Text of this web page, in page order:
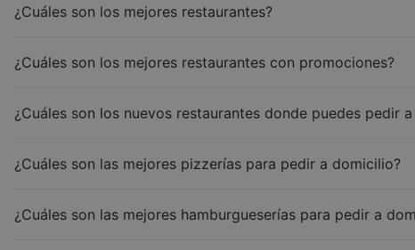
¿Cuáles son los mejores restaurantes?
¿Cuáles son los mejores restaurantes con promociones?
¿Cuáles son los nuevos restaurantes donde puedes pedir
¿Cuáles son las mejores pizzerías para pedir a domicilio?
¿Cuáles son las mejores hamburgueserías para pedir a